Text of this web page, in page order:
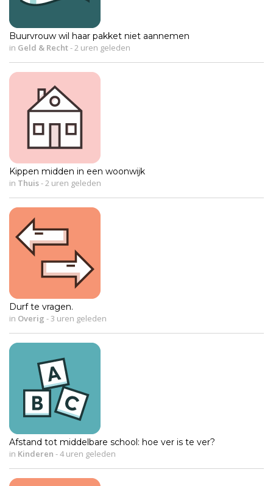
Buurvrouw wil haar pakket niet aannemen
in Geld & Recht-2 uren geleden
Kippen midden in een woonwijk
in Thuis-2 uren geleden
Durf te vragen.
in Overig -3 uren geleden
Afstand tot middelbare school: hoe ver is te ver?
in Kinderen -4 uren geleden